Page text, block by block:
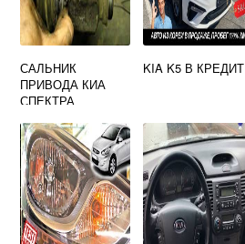
САЛЬНИК
ПРИВОДА КИА
СПЕКТРА
KIA K5 В КРЕДИТ